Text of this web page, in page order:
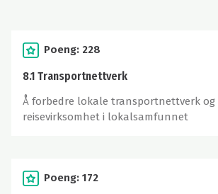
Poeng: 228
8.1 Transportnettverk
Å forbedre lokale transportnettverk og
reisevirksomhet i lokalsamfunnet
Poeng: 172